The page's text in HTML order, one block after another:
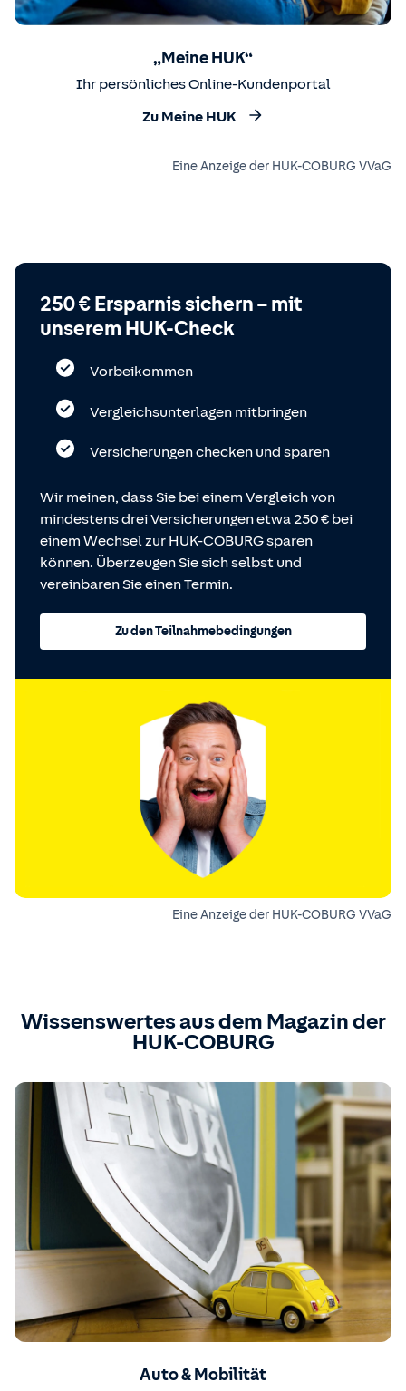
„Meine HUK“
Ihr persönliches Online-Kundenportal
Zu Meine HUK
Eine Anzeige der HUK-COBURG VVaG
250 € Ersparnis sichern – mit
unserem HUK-Check
Vorbeikommen
Vergleichsunterlagen mitbringen
Versicherungen checken und sparen
Wir meinen, dass Sie bei einem Vergleich von
mindestens drei Versicherungen etwa 250 € bei
einem Wechsel zur HUK-COBURG sparen
können. Überzeugen Sie sich selbst und
vereinbaren Sie einen Termin.
Zu den Teilnahmebedingungen
Eine Anzeige der HUK-COBURG VVaG
Wissenswertes aus dem Magazin der
HUK-COBURG
Auto & Mobilität